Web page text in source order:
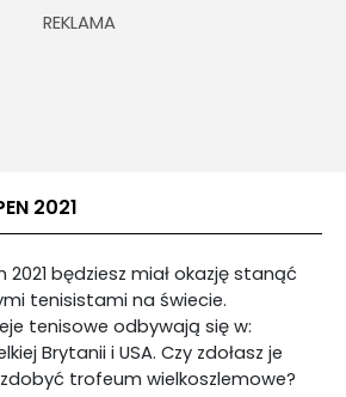
2021
2021 będziesz miał okazję stanąć
tenisistami na świecie.
tenisowe odbywają się w:
Brytanii i USA. Czy zdołasz je
trofeum wielkoszlemowe?